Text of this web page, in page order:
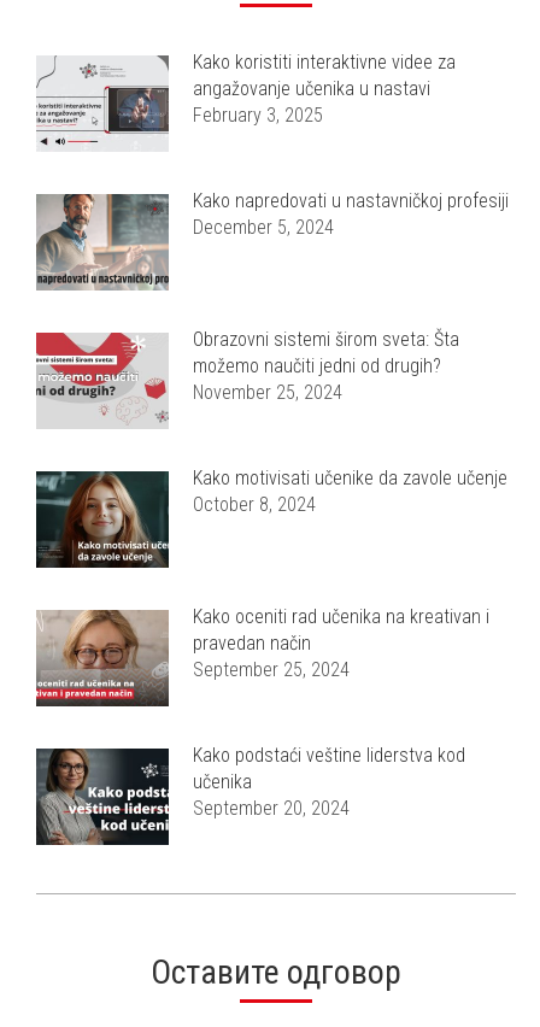
Kako koristiti interaktivne videe za
angažovanje učenika u nastavi
February 3, 2025
Kako napredovati u nastavničkoj profesiji
December 5, 2024
Obrazovni sistemi širom sveta: Šta
možemo naučiti jedni od drugih?
November 25, 2024
Kako motivisati učenike da zavole učenje
October 8, 2024
Kako oceniti rad učenika na kreativan i
pravedan način
September 25, 2024
Kako podstaći veštine liderstva kod
učenika
September 20, 2024
Оставите одговор